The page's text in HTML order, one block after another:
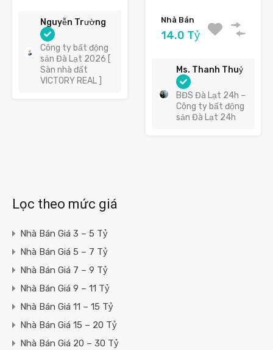
Nguyễn Trường
Công ty bất động
sản Đà Lạt 2026 [
Sàn nhà đất
VICTORY REAL ]
Nhà Bán
14.0 Tỷ
Ms. Thanh Thuỷ
BĐS Đà Lạt 24h –
Công ty bất động
sản Đà Lạt 24h
Lọc theo mức giá
Nhà Bán Giá 3 – 5 Tỷ
Nhà Bán Giá 5 – 7 Tỷ
Nhà Bán Giá 7 – 9 Tỷ
Nhà Bán Giá 9 – 11 Tỷ
Nhà Bán Giá 11 – 15 Tỷ
Nhà Bán Giá 15 – 20 Tỷ
Nhà Bán Giá 20 – 30 Tỷ